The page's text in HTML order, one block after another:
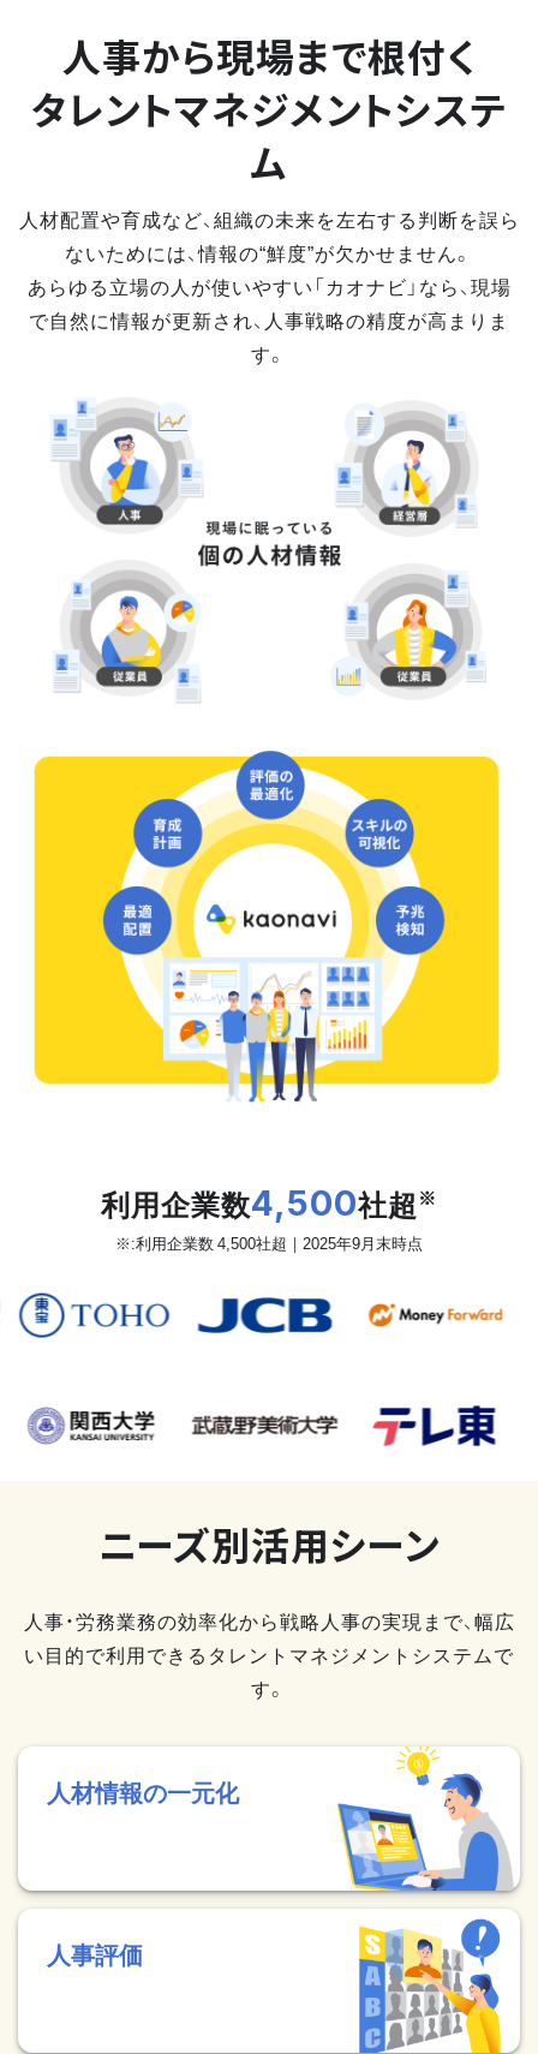
人事から現場まで根付く
タレントマネジメントシステ
ム
人材配置や育成など、組織の未来を左右する判断を誤ら
ないためには、情報の“鮮度”が欠かせません。
あらゆる立場の人が使いやすい「カオナビ」なら、現場
で自然に情報が更新され、人事戦略の精度が高まりま
す。
利用企業数4,500社超 ※
※:利用企業数 4,500社超｜2025年9月末時点
ニーズ別活用シーン
人事・労務業務の効率化から戦略人事の実現まで、幅広
い目的で利用できるタレントマネジメントシステムで
す。
人材情報の一元化
人事評価